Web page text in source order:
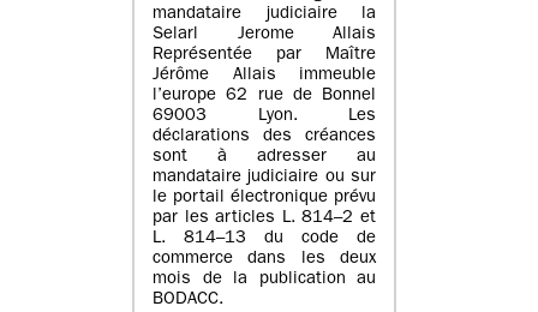
mandataire judiciaire la
Selarl Jerome Allais
Représentée par Maître
Jérôme Allais immeuble
l’europe 62 rue de Bonnel
69003 Lyon. Les
déclarations des créances
sont à adresser au
mandataire judiciaire ou sur
le portail électronique prévu
par les articles L. 814–2 et
L. 814–13 du code de
commerce dans les deux
mois de la publication au
BODACC.